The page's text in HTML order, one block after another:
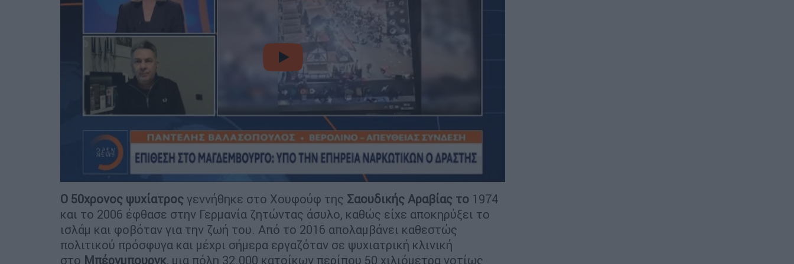
video
Ο 50χρονος ψυχίατρος γεννήθηκε στο Χουφούφ της Σαουδικής Αραβίας το 1974
και το 2006 έφθασε στην Γερμανία ζητώντας άσυλο, καθώς είχε αποκηρύξει το
ισλάμ και φοβόταν για την ζωή του. Από το 2016 απολαμβάνει καθεστώς
πολιτικού πρόσφυγα και μέχρι σήμερα εργαζόταν σε ψυχιατρική κλινική
στο Μπέρνμπουργκ, μια πόλη 32.000 κατοίκων περίπου 50 χιλιόμετρα νοτίως